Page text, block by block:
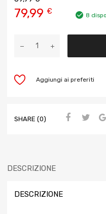
79,99 € 8
Aggiungi ai preferiti
SHARE (0)
DESCRIZIONE
DESCRIZIONE